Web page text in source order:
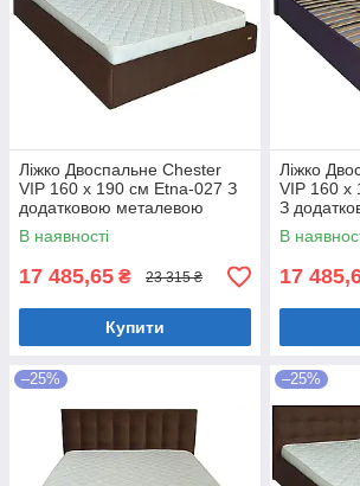
Ліжко Двоспальне Chester
VIP 160 х 190 см Etna-027 З
додатковою металевою
цільнозварною рамою
Коричневий
В наявності
17 485,65 ₴ 23 315 ₴
Купити
Ліжко
VIP 160 х
З
В
17
–25% –25%